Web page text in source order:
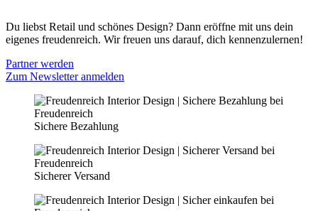
Du liebst Retail und schönes Design? Dann eröffne mit uns dein
eigenes freudenreich. Wir freuen uns darauf, dich kennenzulernen!
Partner werden
Zum Newsletter anmelden
Sichere Bezahlung
Sicherer Versand